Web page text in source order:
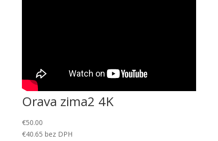
Orava zima2 4K
€50.00
€40.65 bez DPH